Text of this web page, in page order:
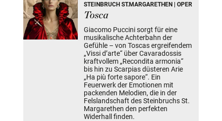
STEINBRUCH ST.MARGARETHEN | OPER
Tosca
Giacomo Puccini sorgt für eine
musikalische Achterbahn der
Gefühle – von Toscas ergreifendem
„Vissi d’arte“ über Cavaradossis
kraftvollem „Recondita armonia“
bis hin zu Scarpias düsteren Arie
„Ha più forte sapore“. Ein
Feuerwerk der Emotionen mit
packenden Melodien, die in der
Felslandschaft des Steinbruchs St.
Margarethen den perfekten
Widerhall finden.